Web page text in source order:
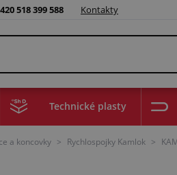
518 399 588 Kontakty
Technické plasty
a koncovky > Rychlospojky Kamlok >